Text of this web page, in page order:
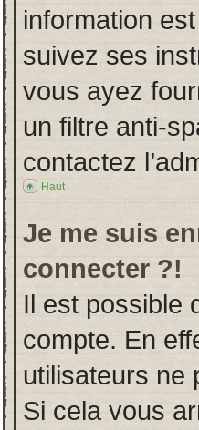
information
suivez ses
vous ayez
un filtre anti-
contactez
Haut
Je me suis
connecter ?!
Il est possible
compte. En
utilisateurs ne
Si cela vous